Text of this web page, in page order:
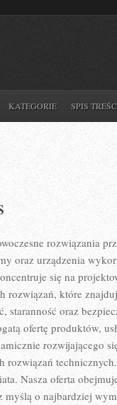
KATEGORIE SPIS
rozwiązania
oraz urządzenia
się na
rozwiązań, które
staranność oraz
ofertę produktów,
rozwijającego
rozwiązań
Nasza oferta
myślą o najbardziej